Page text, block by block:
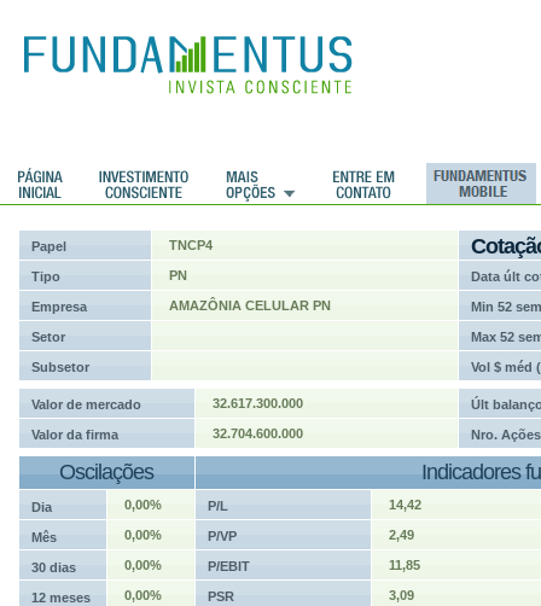
Papel TNCP4
Tipo PN Data últ
Empresa AMAZÔNIA CELULAR PN Min 52 sem
Setor Max 52
Subsetor Vol $ méd
Valor de mercado 32.617.300.000 Últ
Valor da firma 32.704.600.000 Nro. Ações
Oscilações Indicadores
Dia 0,00% P/L 14,42
Mês 0,00% P/VP 2,49
30 dias 0,00% P/EBIT 11,85
12 meses 0,00% PSR 3,09